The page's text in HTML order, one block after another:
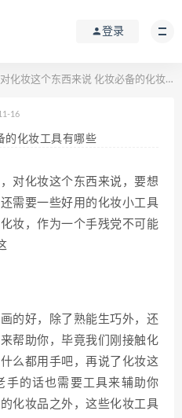
登录
对化妆这个东西来说 化妆必备的化妆工具有哪些
16
的化妆工具有哪些
对化妆这个东西来说，要想
需要一些好用的化妆小工具
妆，作为一个手残党不可能
的好，除了熟能生巧外，还
帮助你，毕竟我们刚接触化
么都用手吧，再说了化妆这
手的话也需要工具来辅助你
化妆品之外，这些化妆工具